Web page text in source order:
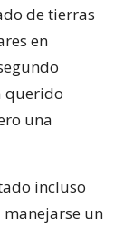
de tierras
en
querido
una
incluso
un